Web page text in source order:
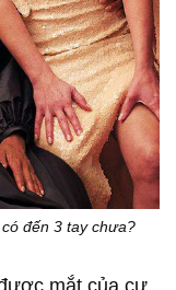
đến 3 tay chưa?